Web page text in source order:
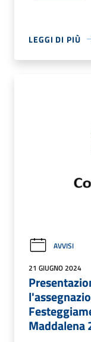
LEGGI DI PIÙ
AVVISI
21 GIUGNO 2024
Maddalena